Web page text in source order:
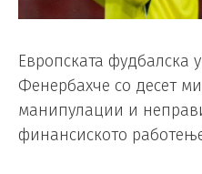
Европската фудбалска
Фенербахче со десет
манипулации и
финансиското